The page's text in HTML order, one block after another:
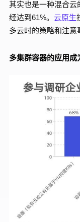
其实也是一种混合云
经达到61%。 云原生
多云时的策略和注意
多集群容器的应用成